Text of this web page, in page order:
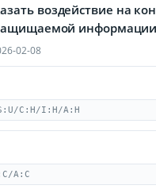
воздействие на
защищаемой
02-08
C:H/I:H/A:H
A:C